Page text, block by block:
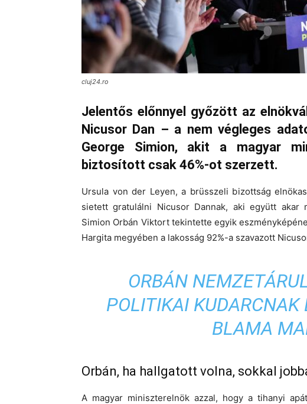
cluj24.ro
Jelentős előnnyel győzött az
Nicusor Dan – a nem végleges
George Simion, akit a magyar
biztosított csak 46%-ot szerzett.
Ursula von der Leyen, a brüsszeli bizottság
sietett gratulálni Nicusor Dannak, aki együtt akar
Simion Orbán Viktort tekintette egyik
Hargita megyében a lakosság 92%-a szavazott
ORBÁN
POLITIKAI KUDARCNAK
BLAMA
Orbán, ha hallgatott volna, sokkal
A magyar miniszterelnök azzal, hogy a tihanyi